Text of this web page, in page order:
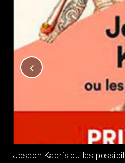
Joseph Kabris ou les